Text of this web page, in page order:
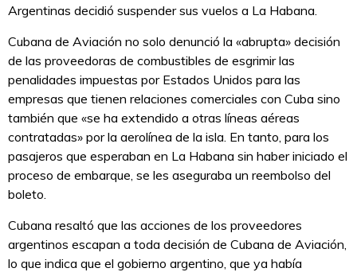
Argentinas decidió suspender sus vuelos a La Habana.
Cubana de Aviación no solo denunció la «abrupta» decisión
de las proveedoras de combustibles de esgrimir las
penalidades impuestas por Estados Unidos para las
empresas que tienen relaciones comerciales con Cuba sino
también que «se ha extendido a otras líneas aéreas
contratadas» por la aerolínea de la isla. En tanto, para los
pasajeros que esperaban en La Habana sin haber iniciado el
proceso de embarque, se les aseguraba un reembolso del
boleto.
Cubana resaltó que las acciones de los proveedores
argentinos escapan a toda decisión de Cubana de Aviación,
lo que indica que el gobierno argentino, que ya había